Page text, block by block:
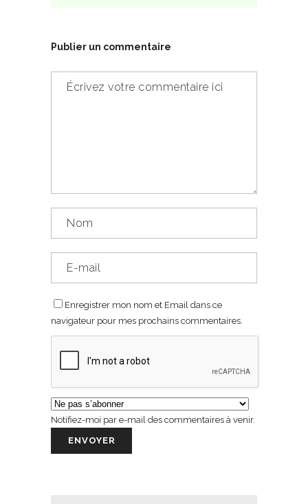
Publier un commentaire
Enregistrer mon nom et Email dans ce
navigateur pour mes prochains commentaires.
Notifiez-moi par e-mail des commentaires à venir.